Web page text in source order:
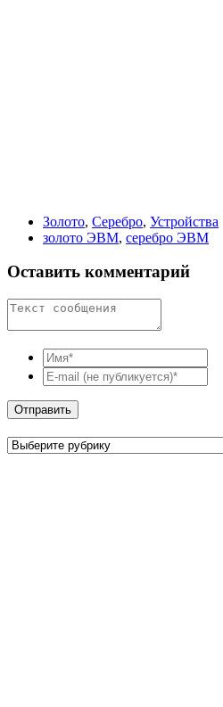
Золото, Серебро, Устройства
золото ЭВМ, серебро ЭВМ
Оставить комментарий